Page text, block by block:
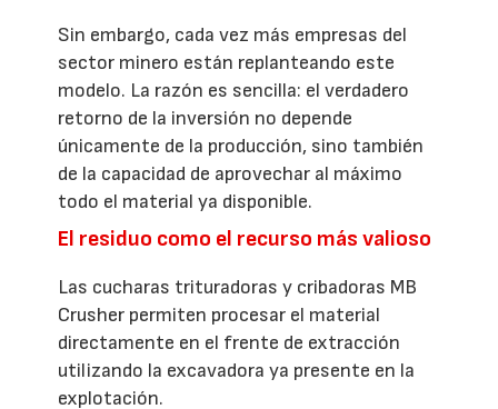
Sin embargo, cada vez más empresas del
sector minero están replanteando este
modelo. La razón es sencilla: el verdadero
retorno de la inversión no depende
únicamente de la producción, sino también
de la capacidad de aprovechar al máximo
todo el material ya disponible.
El residuo como el recurso más valioso
Las cucharas trituradoras y cribadoras MB
Crusher permiten procesar el material
directamente en el frente de extracción
utilizando la excavadora ya presente en la
explotación.